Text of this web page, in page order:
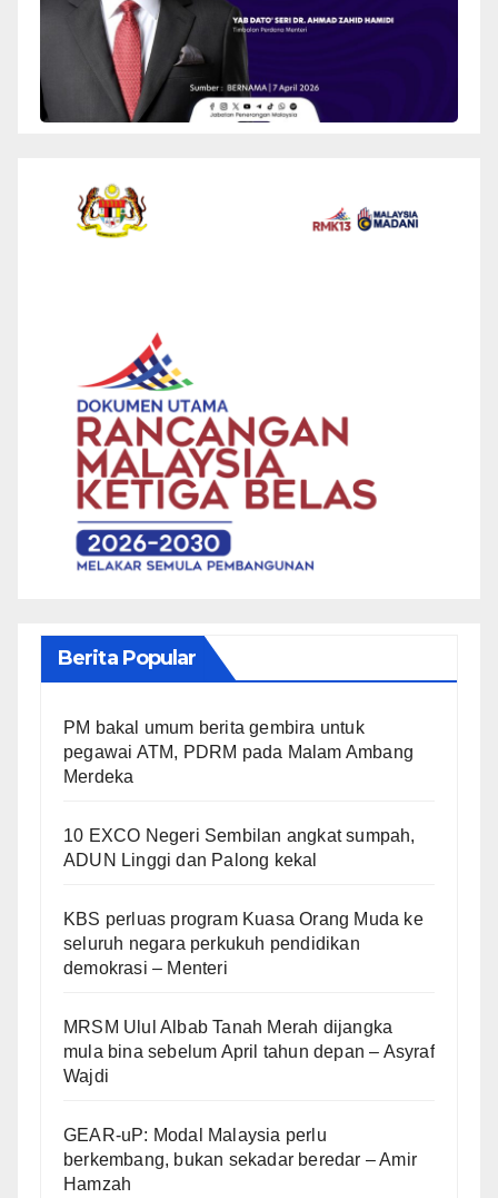
Berita Popular
PM bakal umum berita gembira untuk
pegawai ATM, PDRM pada Malam Ambang
Merdeka
10 EXCO Negeri Sembilan angkat sumpah,
ADUN Linggi dan Palong kekal
KBS perluas program Kuasa Orang Muda ke
seluruh negara perkukuh pendidikan
demokrasi – Menteri
MRSM Ulul Albab Tanah Merah dijangka
mula bina sebelum April tahun depan – Asyraf
Wajdi
GEAR-uP: Modal Malaysia perlu
berkembang, bukan sekadar beredar – Amir
Hamzah